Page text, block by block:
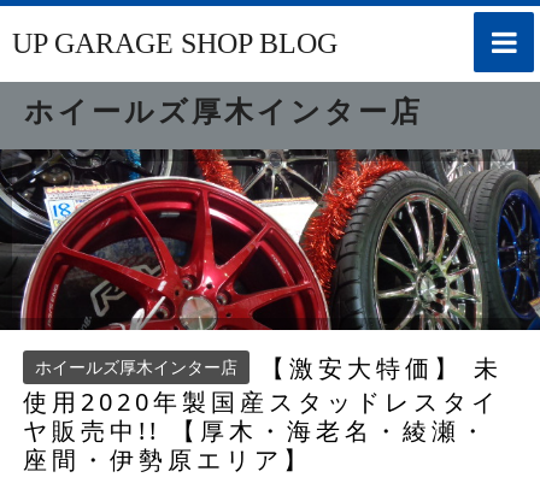
toggle
UP GARAGE SHOP BLOG
ホイールズ厚木インター店
ホイールズ厚木インター店
【激安大特価】 未
使用2020年製国産スタッドレスタイ
ヤ販売中!! 【厚木・海老名・綾瀬・
座間・伊勢原エリア】